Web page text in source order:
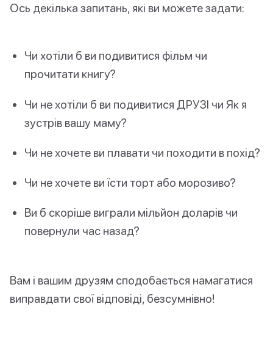
Ось декілька запитань, які ви можете задати:
Чи хотіли б ви подивитися фільм чи
прочитати книгу?
Чи не хотіли б ви подивитися ДРУЗІ чи Як я
зустрів вашу маму?
Чи не хочете ви плавати чи походити в похід?
Чи не хочете ви їсти торт або морозиво?
Ви б скоріше виграли мільйон доларів чи
повернули час назад?
Вам і вашим друзям сподобається намагатися
виправдати свої відповіді, безсумнівно!